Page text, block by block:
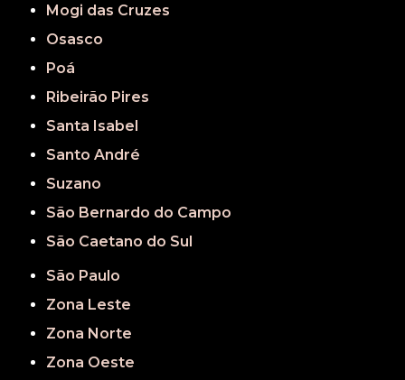
Mogi das Cruzes
Osasco
Poá
Ribeirão Pires
Santa Isabel
Santo André
Suzano
São Bernardo do Campo
São Caetano do Sul
São Paulo
Zona Leste
Zona Norte
Zona Oeste